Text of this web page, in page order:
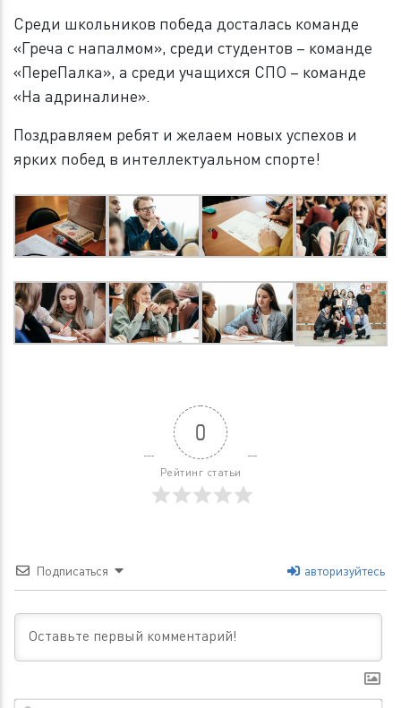
Среди школьников победа досталась команде
«Греча с напалмом», среди студентов – команде
«ПереПалка», а среди учащихся СПО – команде
«На адриналине».
Поздравляем ребят и желаем новых успехов и
ярких побед в интеллектуальном спорте!
0
Рейтинг статьи
Подписаться авторизуйтесь